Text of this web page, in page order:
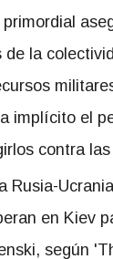
de la
implícito el
contra